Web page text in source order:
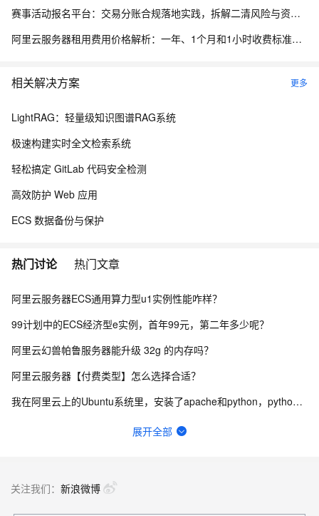
赛事活动报名平台：交易分账合规落地实践，拆解二清风险与资金隔离要点
阿里云服务器租用费用价格解析：一年、1个月和1小时收费标准，轻量、ECS和GPU实例规格族费用清单
相关解决方案 更多
LightRAG：轻量级知识图谱RAG系统
极速构建实时全文检索系统
轻松搞定 GitLab 代码安全检测
高效防护 Web 应用
ECS 数据备份与保护
热门讨论 热门文章
阿里云服务器ECS通用算力型u1实例性能咋样？
99计划中的ECS经济型e实例，首年99元，第二年多少呢？
阿里云幻兽帕鲁服务器能升级 32g 的内存吗？
阿里云服务器【付费类型】怎么选择合适？
我在阿里云上的Ubuntu系统里，安装了apache和python，python无法显示
轻量应用服务器与云服务器ECS有什么区别？
2026年阿里云618活动云服务器怎么买最划算？
展开全部
关注我们： 新浪微博